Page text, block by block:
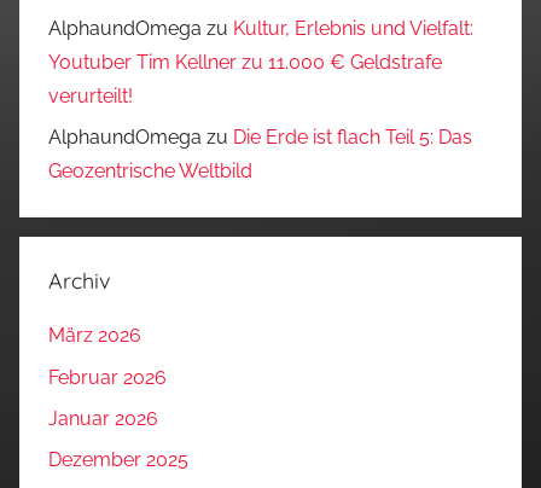
AlphaundOmega zu Kultur, Erlebnis und Vielfalt:
Youtuber Tim Kellner zu 11.000 € Geldstrafe
verurteilt!
AlphaundOmega zu Die Erde ist flach Teil 5: Das
Geozentrische Weltbild
Archiv
März 2026
Februar 2026
Januar 2026
Dezember 2025